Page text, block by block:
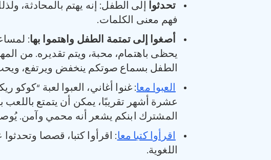
تحدثوا
إلى الطفل: إنه يهتم
فهم معنى الكلمات.
أصغوا إلى تمتمة الطفل واهتموا بها:
يحظى باهتمام، محبة، ويتم تقديره. من
الطفل بسماع صوتكم ينخفض ويرتفع،
العبوا معا: غنوا أغاني، العبوا لعبة
عشرة أشهر تقريبًا، يمكن أن يتمتع
المشترك ابنكم يشعر أنه محمي وآمن.
اقرأوا كتبا معا : اقرأوا كتبا، قصصا
اللغوية.